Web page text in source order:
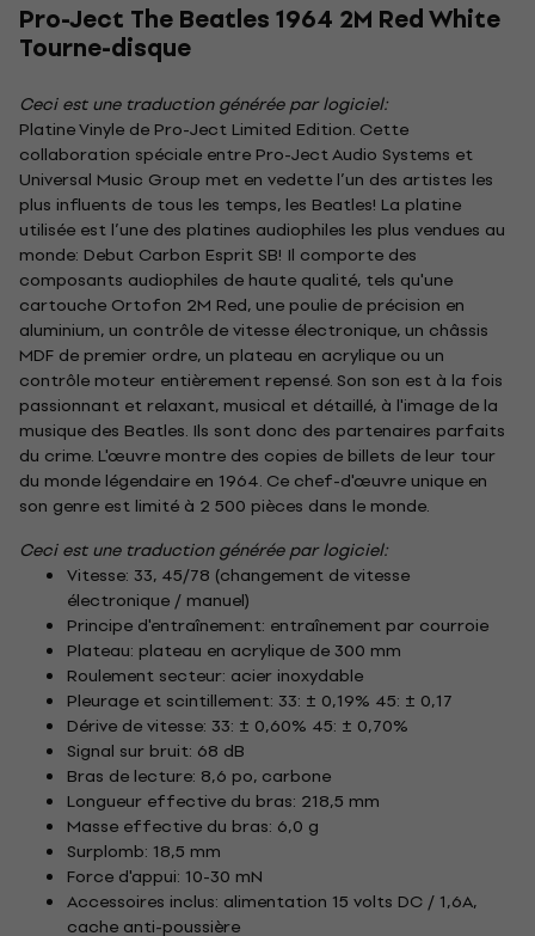
Pro-Ject The Beatles 1964 2M Red White
Tourne-disque
Ceci est une traduction générée par logiciel:
Platine Vinyle de Pro-Ject Limited Edition. Cette
collaboration spéciale entre Pro-Ject Audio Systems et
Universal Music Group met en vedette l’un des artistes les
plus influents de tous les temps, les Beatles! La platine
utilisée est l’une des platines audiophiles les plus vendues au
monde: Debut Carbon Esprit SB! Il comporte des
composants audiophiles de haute qualité, tels qu'une
cartouche Ortofon 2M Red, une poulie de précision en
aluminium, un contrôle de vitesse électronique, un châssis
MDF de premier ordre, un plateau en acrylique ou un
contrôle moteur entièrement repensé. Son son est à la fois
passionnant et relaxant, musical et détaillé, à l'image de la
musique des Beatles. Ils sont donc des partenaires parfaits
du crime. L'œuvre montre des copies de billets de leur tour
du monde légendaire en 1964. Ce chef-d'œuvre unique en
son genre est limité à 2 500 pièces dans le monde.
Ceci est une traduction générée par logiciel:
Vitesse: 33, 45/78 (changement de vitesse
électronique / manuel)
Principe d'entraînement: entraînement par courroie
Plateau: plateau en acrylique de 300 mm
Roulement secteur: acier inoxydable
Pleurage et scintillement: 33: ± 0,19% 45: ± 0,17
Dérive de vitesse: 33: ± 0,60% 45: ± 0,70%
Signal sur bruit: 68 dB
Bras de lecture: 8,6 po, carbone
Longueur effective du bras: 218,5 mm
Masse effective du bras: 6,0 g
Surplomb: 18,5 mm
Force d'appui: 10-30 mN
Accessoires inclus: alimentation 15 volts DC / 1,6A,
cache anti-poussière